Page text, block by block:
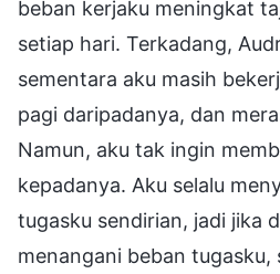
beban kerjaku meningkat
setiap hari. Terkadang,
sementara aku masih
pagi daripadanya, dan
Namun, aku tak ingin
kepadanya. Aku selalu
tugasku sendirian, jadi jika
menangani beban tugasku,